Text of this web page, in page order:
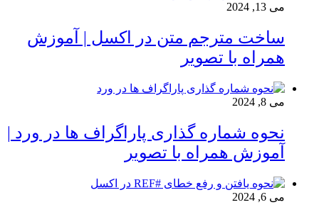
می 13, 2024
ساخت مترجم متن در اکسل | آموزش
همراه با تصویر
می 8, 2024
نحوه شماره گذاری پاراگراف ها در ورد |
آموزش همراه با تصویر
می 6, 2024